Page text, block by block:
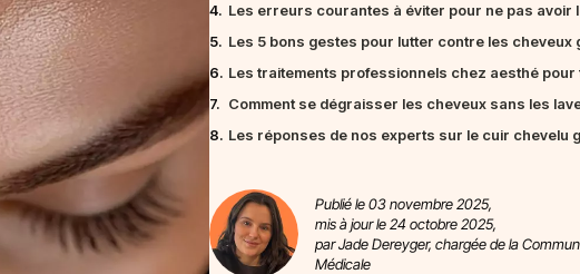
4. Les erreurs courantes à éviter pour ne pas avoir
5. Les 5 bons gestes pour lutter contre les cheveux
6. Les traitements professionnels chez aesthé
7. Comment se dégraisser les cheveux sans les
8. Les réponses de nos experts sur le cuir chevelu
Publié le 03 novembre 2025,
mis à jour le 24 octobre 2025,
par Jade Dereyger, chargée de la
Médicale